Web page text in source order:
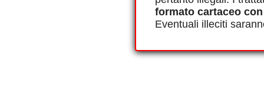
formato cartaceo
Eventuali illeciti